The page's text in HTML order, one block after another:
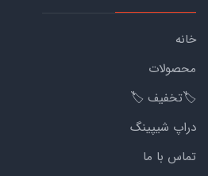
خانه
محصولات
🏷️تخفیف 🏷️
دراپ شیپینگ
تماس با ما